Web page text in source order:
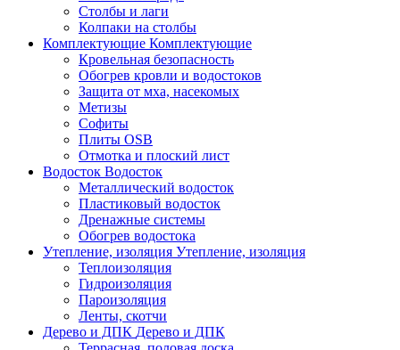
Столбы и лаги
Колпаки на столбы
Комплектующие Комплектующие
Кровельная безопасность
Обогрев кровли и водостоков
Защита от мха, насекомых
Метизы
Софиты
Плиты OSB
Отмотка и плоский лист
Водосток Водосток
Металлический водосток
Пластиковый водосток
Дренажные системы
Обогрев водостока
Утепление, изоляция Утепление, изоляция
Теплоизоляция
Гидроизоляция
Пароизоляция
Ленты, скотчи
Дерево и ДПК Дерево и ДПК